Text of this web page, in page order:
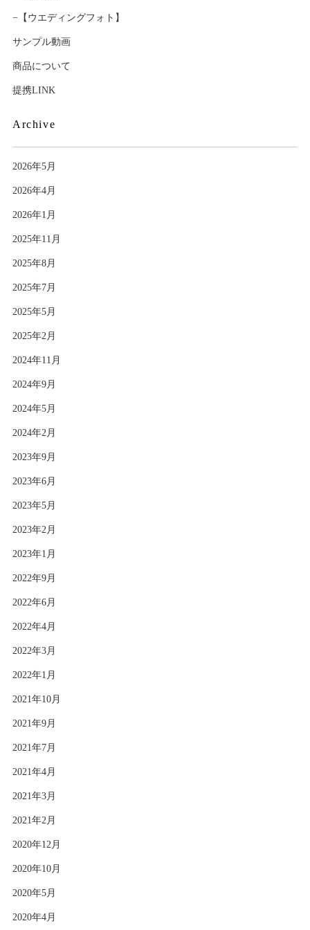
−【ウエディングフォト】
サンプル動画
商品について
提携LINK
Archive
2026年5月
2026年4月
2026年1月
2025年11月
2025年8月
2025年7月
2025年5月
2025年2月
2024年11月
2024年9月
2024年5月
2024年2月
2023年9月
2023年6月
2023年5月
2023年2月
2023年1月
2022年9月
2022年6月
2022年4月
2022年3月
2022年1月
2021年10月
2021年9月
2021年7月
2021年4月
2021年3月
2021年2月
2020年12月
2020年10月
2020年5月
2020年4月